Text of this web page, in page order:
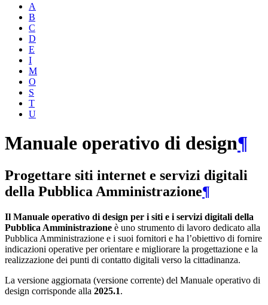
A
B
C
D
E
I
M
O
S
T
U
Manuale operativo di design¶
Progettare siti internet e servizi digitali
della Pubblica Amministrazione¶
Il Manuale operativo di design per i siti e i servizi digitali della
Pubblica Amministrazione è uno strumento di lavoro dedicato alla
Pubblica Amministrazione e i suoi fornitori e ha l’obiettivo di fornire
indicazioni operative per orientare e migliorare la progettazione e la
realizzazione dei punti di contatto digitali verso la cittadinanza.
La versione aggiornata (versione corrente) del Manuale operativo di
design corrisponde alla 2025.1.